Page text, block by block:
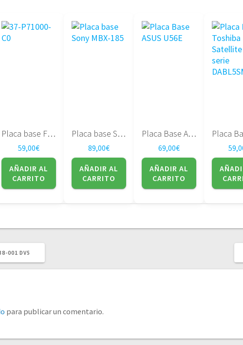
Placa base Fujitsu Amilo M1439G M1437G 37-P71000-C0
59,00€
AÑADIR AL
CARRITO
Placa base Sony MBX-185
89,00€
AÑADIR AL
CARRITO
Placa Base ASUS U56E
69,00€
AÑADIR AL
CARRITO
001 DV5
para publicar un comentario.